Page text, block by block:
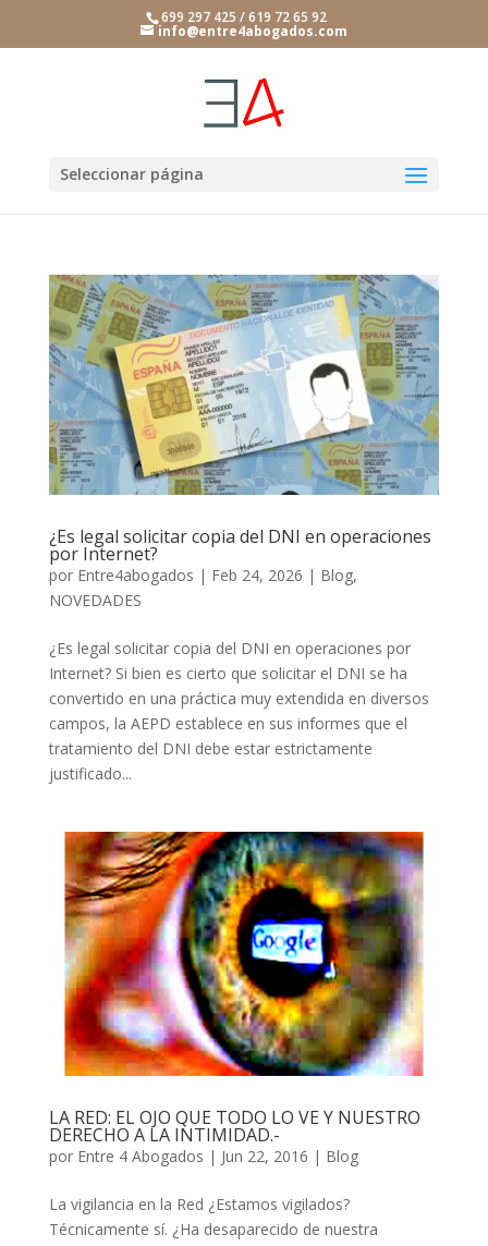
699 297 425 / 619 72 65 92
info@entre4abogados.com
Seleccionar página
¿Es legal solicitar copia del DNI en operaciones
por Internet?
por Entre4abogados | Feb 24, 2026 | Blog,
NOVEDADES
¿Es legal solicitar copia del DNI en operaciones por
Internet? Si bien es cierto que solicitar el DNI se ha
convertido en una práctica muy extendida en diversos
campos, la AEPD establece en sus informes que el
tratamiento del DNI debe estar estrictamente
justificado...
LA RED: EL OJO QUE TODO LO VE Y NUESTRO
DERECHO A LA INTIMIDAD.-
por Entre 4 Abogados | Jun 22, 2016 | Blog
La vigilancia en la Red ¿Estamos vigilados?
Técnicamente sí. ¿Ha desaparecido de nuestra